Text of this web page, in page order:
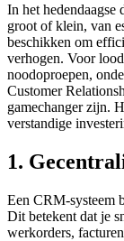
In het
groot of klein, van
beschikken om
verhogen. Voor
noodoproepen,
Customer
gamechanger zijn.
verstandige
1.
Een CRM-systeem
Dit betekent dat je
werkorders,